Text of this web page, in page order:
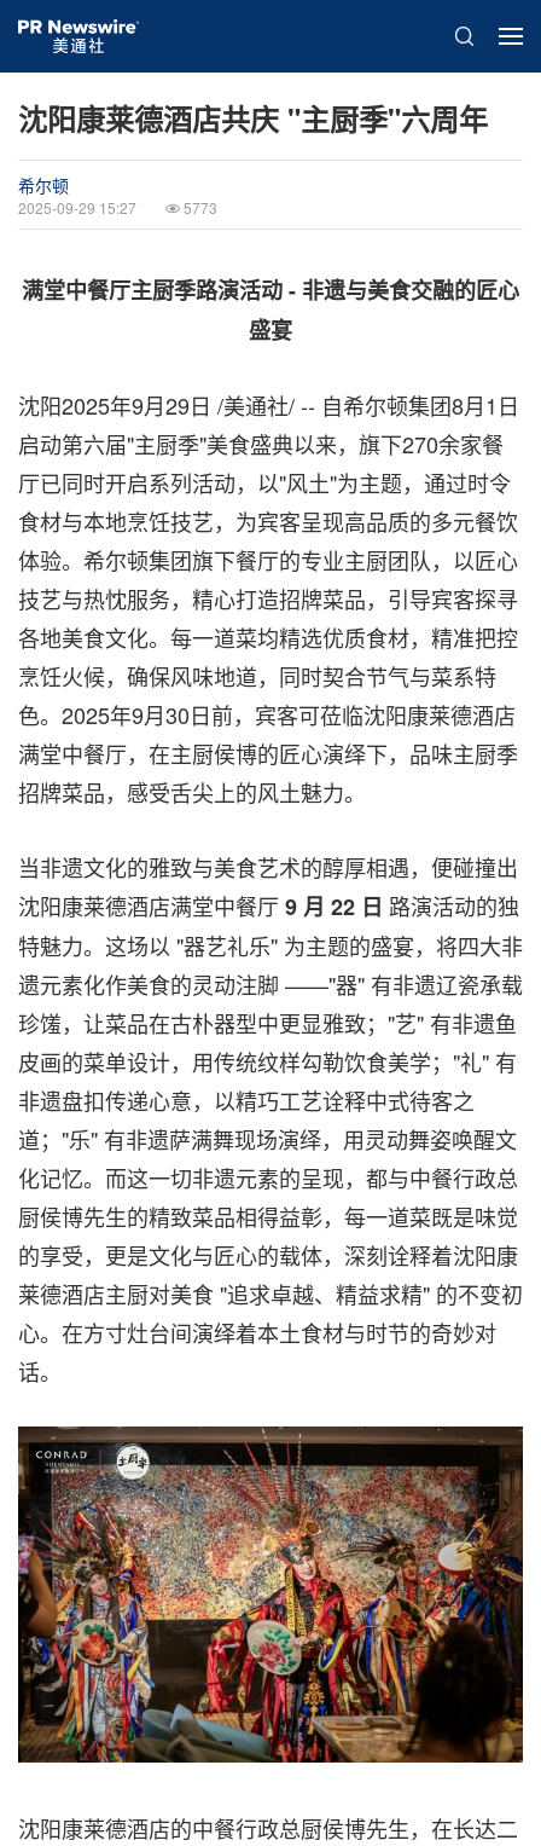
沈阳康莱德酒店共庆 "主厨季"六周年
希尔顿
2025-09-29 15:27 5773
满堂中餐厅主厨季路演活动 - 非遗与美食交融的匠心
盛宴
沈阳2025年9月29日 /美通社/ -- 自希尔顿集团8月1日
启动第六届"主厨季"美食盛典以来，旗下270余家餐
厅已同时开启系列活动，以"风土"为主题，通过时令
食材与本地烹饪技艺，为宾客呈现高品质的多元餐饮
体验。希尔顿集团旗下餐厅的专业主厨团队，以匠心
技艺与热忱服务，精心打造招牌菜品，引导宾客探寻
各地美食文化。每一道菜均精选优质食材，精准把控
烹饪火候，确保风味地道，同时契合节气与菜系特
色。2025年9月30日前，宾客可莅临沈阳康莱德酒店
满堂中餐厅，在主厨侯博的匠心演绎下，品味主厨季
招牌菜品，感受舌尖上的风土魅力。
当非遗文化的雅致与美食艺术的醇厚相遇，便碰撞出
沈阳康莱德酒店满堂中餐厅9月 22 日 路演活动的独
特魅力。这场以 "器艺礼乐" 为主题的盛宴，将四大非
遗元素化作美食的灵动注脚 ——"器" 有非遗辽瓷承载
珍馐，让菜品在古朴器型中更显雅致；"艺" 有非遗鱼
皮画的菜单设计，用传统纹样勾勒饮食美学；"礼" 有
非遗盘扣传递心意，以精巧工艺诠释中式待客之
道；"乐" 有非遗萨满舞现场演绎，用灵动舞姿唤醒文
化记忆。而这一切非遗元素的呈现，都与中餐行政总
厨侯博先生的精致菜品相得益彰，每一道菜既是味觉
的享受，更是文化与匠心的载体，深刻诠释着沈阳康
莱德酒店主厨对美食 "追求卓越、精益求精" 的不变初
心。在方寸灶台间演绎着本土食材与时节的奇妙对
话。
沈阳康莱德酒店的中餐行政总厨侯博先生，在长达二